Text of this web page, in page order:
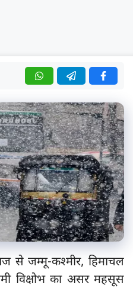
से जम्मू-कश्मीर, हिमाचल
विक्षोभ का असर महसूस